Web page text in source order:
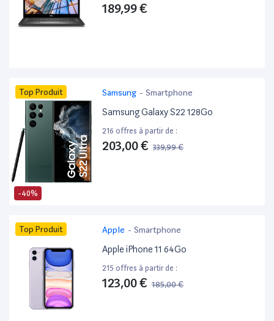
189,99 €
-40%
Top Produit Samsung - Smartphone
Samsung Galaxy S22 128Go
216 offres à partir de :
203,00 € 339,99 €
Top Produit Apple - Smartphone
Apple iPhone 11 64Go
215 offres à partir de :
123,00 € 185,00 €